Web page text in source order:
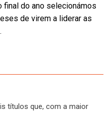
final do ano selecionámos
de virem a liderar as
títulos que, com a maior